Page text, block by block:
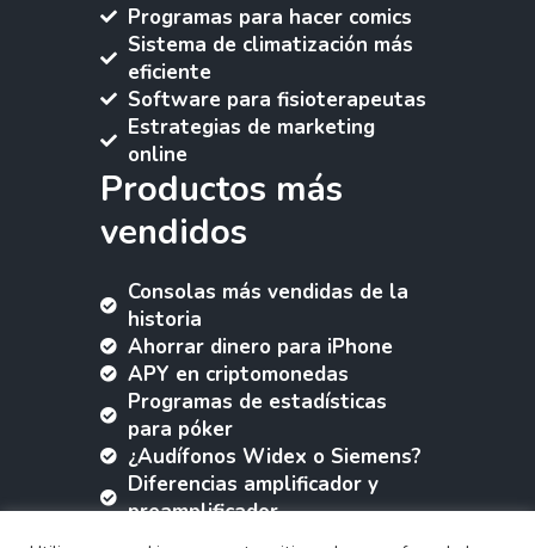
Programas para hacer comics
Sistema de climatización más
eficiente
Software para fisioterapeutas
Estrategias de marketing
online
Productos más
vendidos
Consolas más vendidas de la
historia
Ahorrar dinero para iPhone
APY en criptomonedas
Programas de estadísticas
para póker
¿Audífonos Widex o Siemens?
Diferencias amplificador y
preamplificador
Programas capacitación y